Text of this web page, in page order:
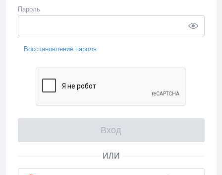
Пароль
Восстановление пароля
Вход
ИЛИ